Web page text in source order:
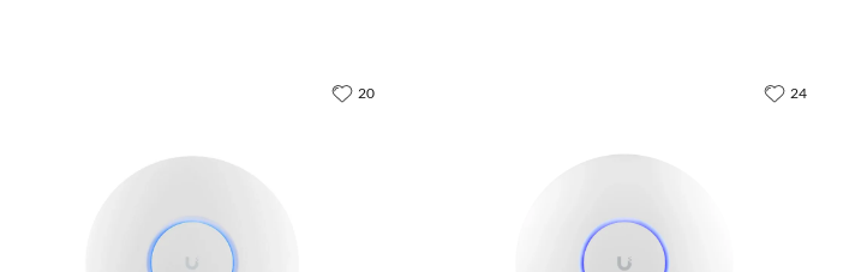
20 24